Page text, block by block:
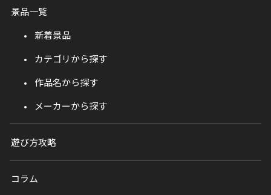
景品一覧
新着景品
カテゴリから探す
作品名から探す
メーカーから探す
遊び方攻略
コラム